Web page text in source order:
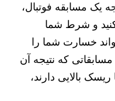
یک مسابقه فوتبال،
و شرط شما
خسارت شما را
که نتیجه آن
بالایی دارند،